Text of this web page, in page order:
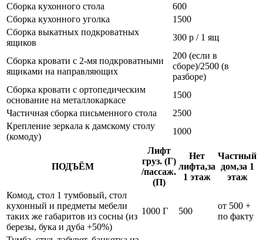
Сборка кухонного стола
600
Сборка кухонного уголка
1500
Сборка выкатных подкроватных
ящиков
300 р / 1 ящ
Сборка кровати с 2-мя подкроватными
ящиками на направляющих
200 (если в
сборе)/2500 (в
разборе)
Сборка кровати с ортопедическим
основание на металлокаркасе
1500
Частичная сборка письменного стола
2500
Крепление зеркала к дамскому столу
(комоду)
1000
ПОДЪЁМ
Лифт
груз. (Г)
/пассаж.
(П)
Нет
лифта,за
1 этаж
Частный
дом,за 1
этаж
Комод, стол 1 тумбовый, стол
кухонный и предметы мебели
таких же габаритов из сосны (из
березы, бука и дуба +50%)
1000 Г 500
от 500 +
по факту